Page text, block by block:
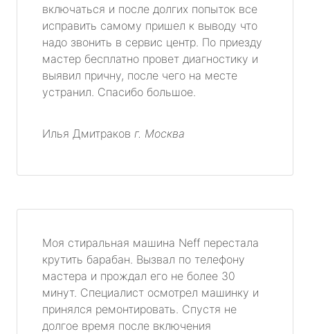
включаться и после долгих попыток все
исправить самому пришел к выводу что
надо звонить в сервис центр. По приезду
мастер бесплатно провет диагностику и
выявил причну, после чего на месте
устранил. Спасибо большое.
Илья Дмитраков г. Москва
Моя стиральная машина Neff перестала
крутить барабан. Вызвал по телефону
мастера и прождал его не более 30
минут. Специалист осмотрел машинку и
принялся ремонтировать. Спустя не
долгое время после включения